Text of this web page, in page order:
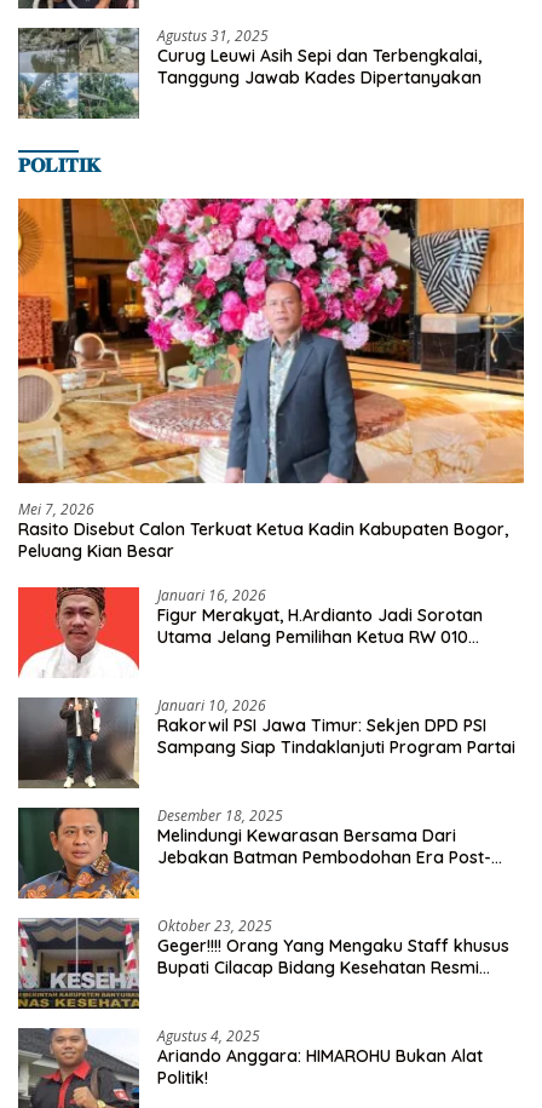
Agustus 31, 2025
Curug Leuwi Asih Sepi dan Terbengkalai,
Tanggung Jawab Kades Dipertanyakan
𝐏𝐎𝐋𝐈𝐓𝐈𝐊
Mei 7, 2026
Rasito Disebut Calon Terkuat Ketua Kadin Kabupaten Bogor,
Peluang Kian Besar
Januari 16, 2026
Figur Merakyat, H.Ardianto Jadi Sorotan
Utama Jelang Pemilihan Ketua RW 010
Januari 10, 2026
Rakorwil PSI Jawa Timur: Sekjen DPD PSI
Sampang Siap Tindaklanjuti Program Partai
Desember 18, 2025
Melindungi Kewarasan Bersama Dari
Jebakan Batman Pembodohan Era Post-
Oktober 23, 2025
Geger!!!! Orang Yang Mengaku Staff khusus
Bupati Cilacap Bidang Kesehatan Resmi
Agustus 4, 2025
Ariando Anggara: HIMAROHU Bukan Alat
Politik!